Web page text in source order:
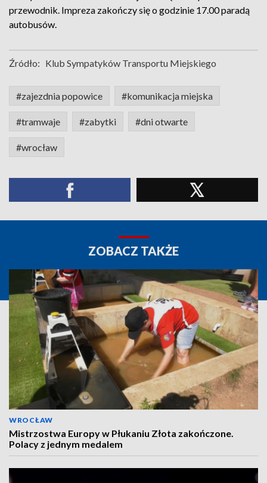
przewodnik. Impreza zakończy się o godzinie 17.00 paradą
autobusów.
Źródło: Klub Sympatyków Transportu Miejskiego
#zajezdnia popowice #komunikacja miejska
#tramwaje #zabytki #dni otwarte
#wrocław
ZOBACZ TAKŻE
WROCŁAW
Mistrzostwa Europy w Płukaniu Złota zakończone.
Polacy z jednym medalem